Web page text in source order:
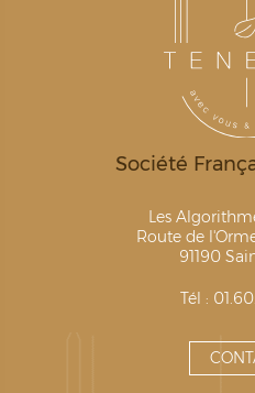
Société
Les
Route de
91190
Tél :